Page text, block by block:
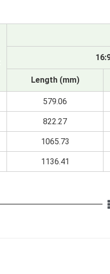
Length (mm)
579.06
822.27
1065.73
1136.41